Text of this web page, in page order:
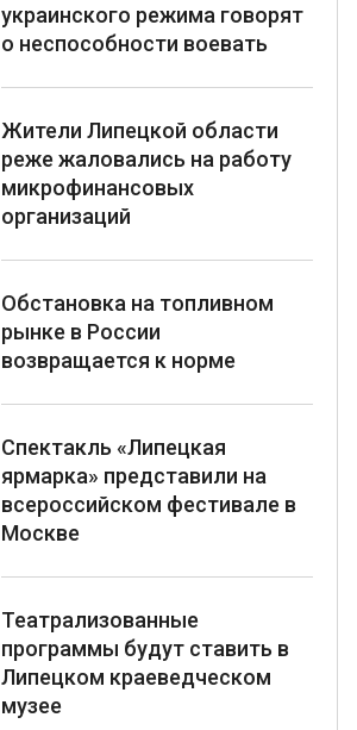
украинского режима говорят
о неспособности воевать
Жители Липецкой области
реже жаловались на работу
микрофинансовых
организаций
Обстановка на топливном
рынке в России
возвращается к норме
Спектакль «Липецкая
ярмарка» представили на
всероссийском фестивале в
Москве
Театрализованные
программы будут ставить в
Липецком краеведческом
музее